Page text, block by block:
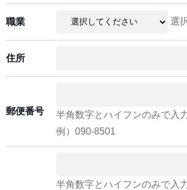
職業 選
住所
郵便番号
半角数字とハイフンのみで入力
例）090-8501
半角数字とハイフンのみで入力